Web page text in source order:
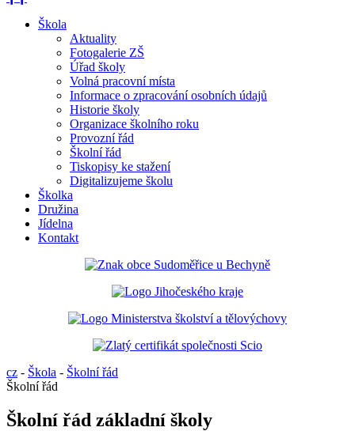
Škola
Aktuality
Fotogalerie ZŠ
Úřad školy
Volná pracovní místa
Informace o zpracování osobních údajů
Historie školy
Organizace školního roku
Provozní řád
Školní řád
Tiskopisy ke stažení
Digitalizujeme školu
Školka
Družina
Jídelna
Kontakt
cz - Škola - Školní řád
Školní řád
Školní řád základní školy